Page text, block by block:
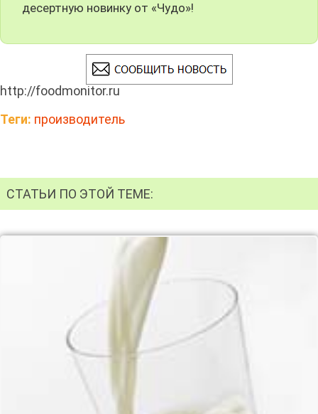
десертную новинку от «Чудо»!
http://foodmonitor.ru
Теги: производитель
СТАТЬИ ПО ЭТОЙ ТЕМЕ: